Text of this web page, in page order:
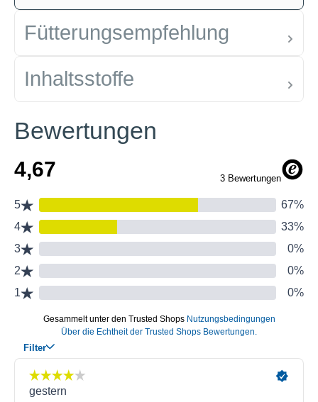
Fütterungsempfehlung
Inhaltsstoffe
Bewertungen